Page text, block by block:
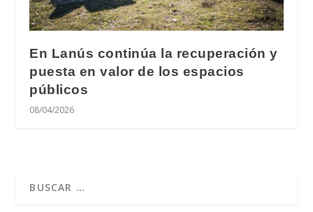
En Lanús continúa la recuperación y
puesta en valor de los espacios
públicos
08/04/2026